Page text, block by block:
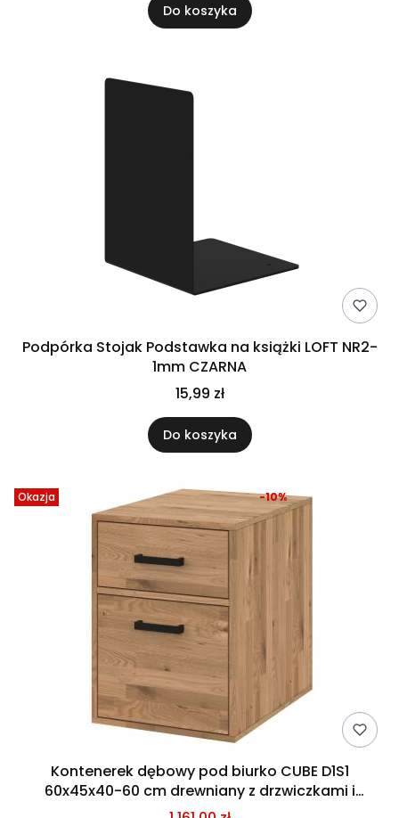
Do koszyka
Podpórka Stojak Podstawka na książki LOFT NR2-
1mm CZARNA
15,99 zł
Do koszyka
Okazja
Kontenerek dębowy pod biurko CUBE D1S1
60x45x40-60 cm drewniany z drzwiczkami i
szufladą
-10%